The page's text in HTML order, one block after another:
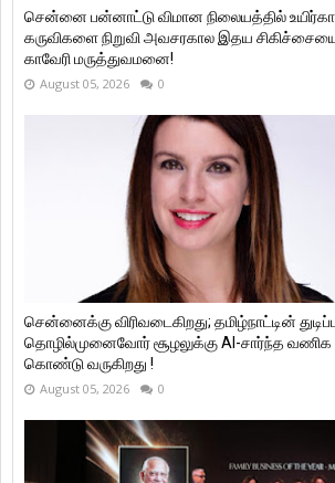
சென்னை பன்னாட்டு விமான நிலையத்தில்
கருவிகளை நிறுவி அவசரகால இதய சிகிச்சையை
காவேரி மருத்துவமனை!
August 05, 2026 0
சென்னைக்கு விரிவடைகிறது; தமிழ்நாட்டின்
தொழில்முனைவோர் சூழலுக்கு AI-சார்ந்த
கொண்டு வருகிறது !
August 05, 2026 0